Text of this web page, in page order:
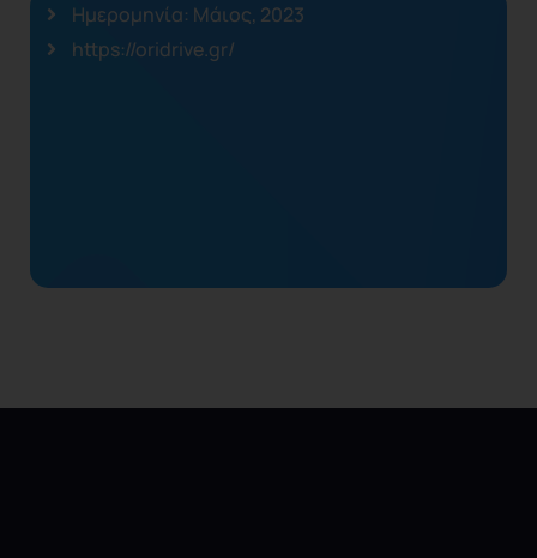
Ημερομηνία: Μάιος, 2023
https://oridrive.gr/